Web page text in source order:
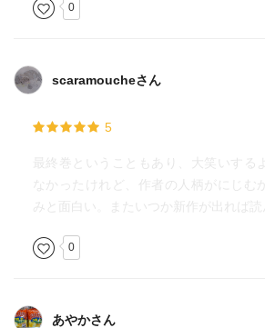
0
scaramoucheさん
5
最終巻ということもあり、大笑いする
なかったけれど、作者の人柄がにじむ
みと面白い。またいつか新作が出れば読
0
あやかさん